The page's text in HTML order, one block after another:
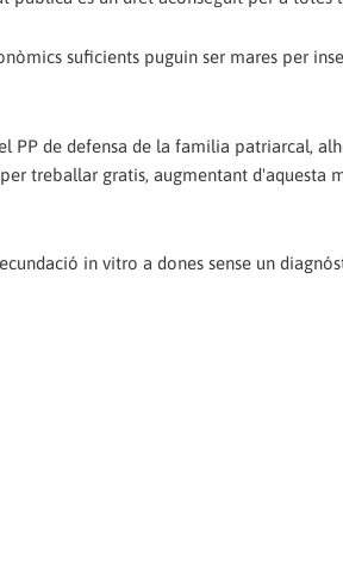
suficients puguin ser mares per
PP de defensa de la familia patriarcal,
treballar gratis, augmentant d'aquesta
in vitro a dones sense un